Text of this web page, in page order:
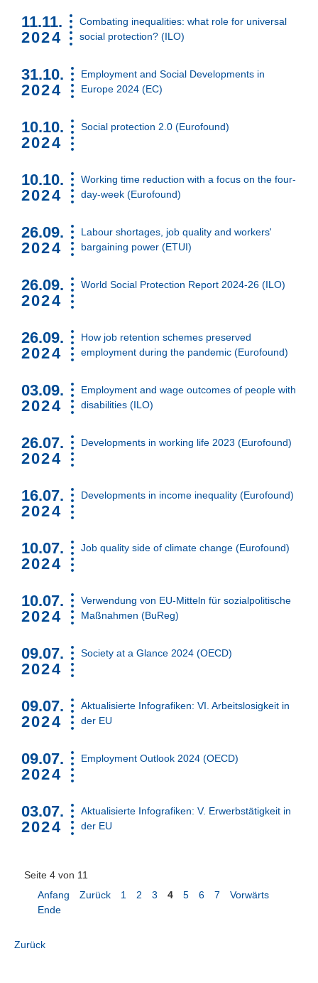
11.11.
2024
Combating inequalities: what role for universal
social protection? (ILO)
31.10.
2024
Employment and Social Developments in
Europe 2024 (EC)
10.10.
2024
Social protection 2.0 (Eurofound)
10.10.
2024
Working time reduction with a focus on the four-
day-week (Eurofound)
26.09.
2024
Labour shortages, job quality and workers'
bargaining power (ETUI)
26.09.
2024
World Social Protection Report 2024-26 (ILO)
26.09.
2024
How job retention schemes preserved
employment during the pandemic (Eurofound)
03.09.
2024
Employment and wage outcomes of people with
disabilities (ILO)
26.07.
2024
Developments in working life 2023 (Eurofound)
16.07.
2024
Developments in income inequality (Eurofound)
10.07.
2024
Job quality side of climate change (Eurofound)
10.07.
2024
Verwendung von EU-Mitteln für sozialpolitische
Maßnahmen (BuReg)
09.07.
2024
Society at a Glance 2024 (OECD)
09.07.
2024
Aktualisierte Infografiken: VI. Arbeitslosigkeit in
der EU
09.07.
2024
Employment Outlook 2024 (OECD)
03.07.
2024
Aktualisierte Infografiken: V. Erwerbstätigkeit in
der EU
Seite 4 von 11
Anfang
Zurück 1 2 3 4 5 6 7
Vorwärts
Ende
Zurück